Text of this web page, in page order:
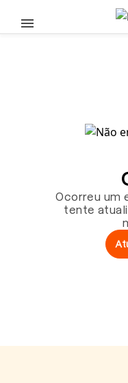
Pular para o conteúdo
Ocorreu um
tente